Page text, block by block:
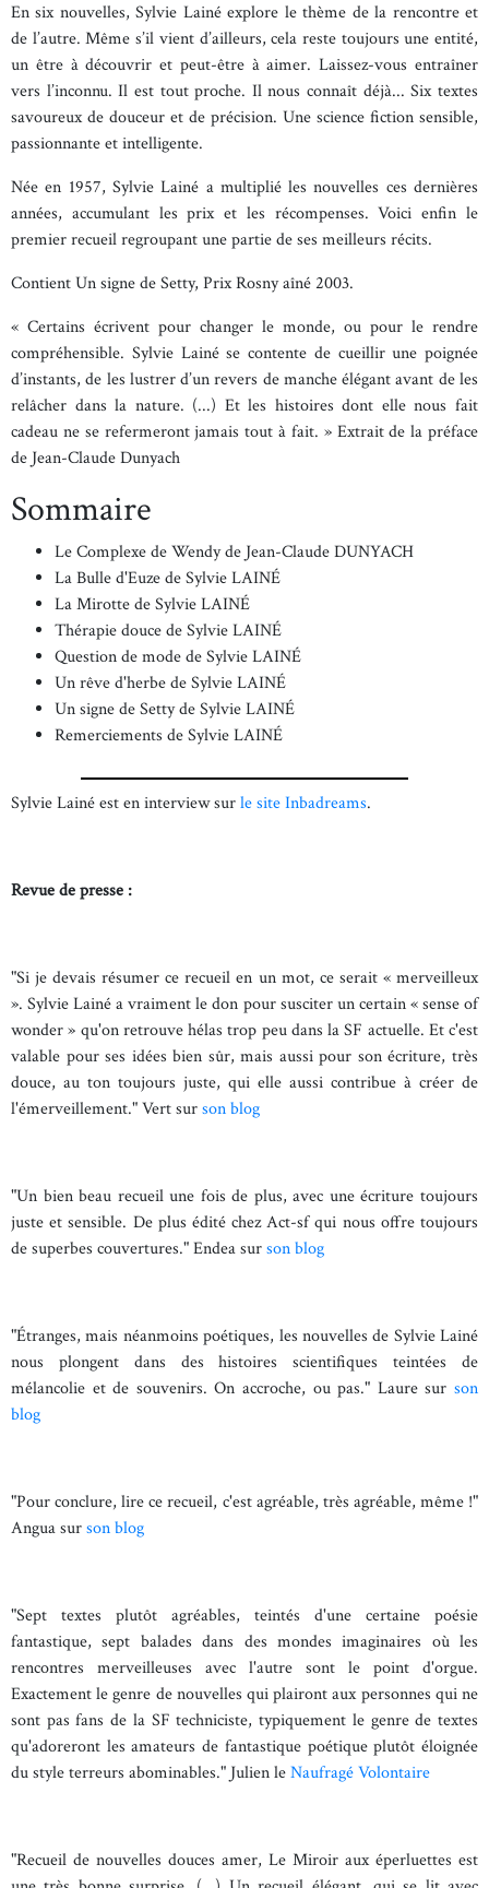
En six nouvelles, Sylvie Lainé explore le thème de la rencontre et
de l’autre. Même s’il vient d’ailleurs, cela reste toujours une entité,
un être à découvrir et peut-être à aimer. Laissez-vous entraîner
vers l’inconnu. Il est tout proche. Il nous connaît déjà... Six textes
savoureux de douceur et de précision. Une science fiction sensible,
passionnante et intelligente.
Née en 1957, Sylvie Lainé a multiplié les nouvelles ces dernières
années, accumulant les prix et les récompenses. Voici enfin le
premier recueil regroupant une partie de ses meilleurs récits.
Contient Un signe de Setty, Prix Rosny aîné 2003.
« Certains écrivent pour changer le monde, ou pour le rendre
compréhensible. Sylvie Lainé se contente de cueillir une poignée
d’instants, de les lustrer d’un revers de manche élégant avant de les
relâcher dans la nature. (...) Et les histoires dont elle nous fait
cadeau ne se refermeront jamais tout à fait. » Extrait de la préface
de Jean-Claude Dunyach
Sommaire
Le Complexe de Wendy de Jean-Claude DUNYACH
La Bulle d'Euze de Sylvie LAINÉ
La Mirotte de Sylvie LAINÉ
Thérapie douce de Sylvie LAINÉ
Question de mode de Sylvie LAINÉ
Un rêve d'herbe de Sylvie LAINÉ
Un signe de Setty de Sylvie LAINÉ
Remerciements de Sylvie LAINÉ
Sylvie Lainé est en interview surle site Inbadreams.
Revue de presse :
"Si je devais résumer ce recueil en un mot, ce serait « merveilleux
». Sylvie Lainé a vraiment le don pour susciter un certain « sense of
wonder » qu'on retrouve hélas trop peu dans la SF actuelle. Et c'est
valable pour ses idées bien sûr, mais aussi pour son écriture, très
douce, au ton toujours juste, qui elle aussi contribue à créer de
l'émerveillement." Vert surson blog
"Un bien beau recueil une fois de plus, avec une écriture toujours
juste et sensible. De plus édité chez Act-sf qui nous offre toujours
de superbes couvertures." Endea surson blog
"Étranges, mais néanmoins poétiques, les nouvelles de Sylvie Lainé
nous plongent dans des histoires scientifiques teintées de
mélancolie et de souvenirs. On accroche, ou pas." Laure sur son
blog
"Pour conclure, lire ce recueil, c'est agréable, très agréable, même !"
Angua surson blog
"Sept textes plutôt agréables, teintés d'une certaine poésie
fantastique, sept balades dans des mondes imaginaires où les
rencontres merveilleuses avec l'autre sont le point d'orgue.
Exactement le genre de nouvelles qui plairont aux personnes qui ne
sont pas fans de la SF techniciste, typiquement le genre de textes
qu'adoreront les amateurs de fantastique poétique plutôt éloignée
du style terreurs abominables." Julien leNaufragé Volontaire
"Recueil de nouvelles douces amer, Le Miroir aux éperluettes est